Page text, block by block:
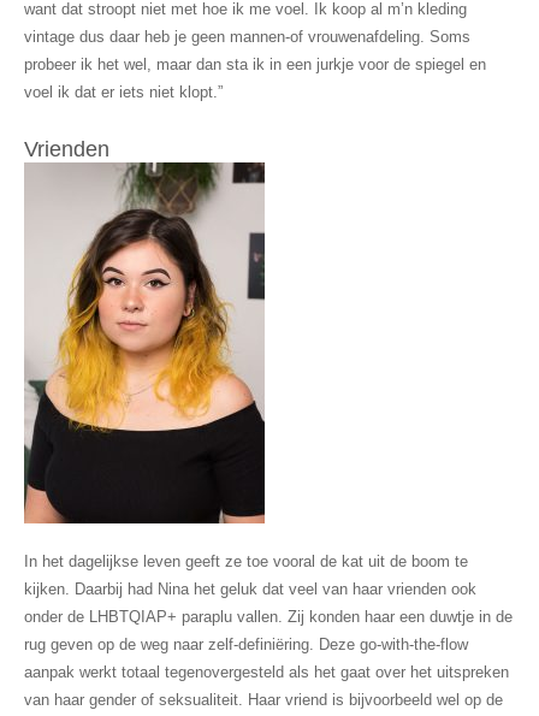
want dat stroopt niet met hoe ik me voel. Ik koop al m’n kleding
vintage dus daar heb je geen mannen-of vrouwenafdeling. Soms
probeer ik het wel, maar dan sta ik in een jurkje voor de spiegel en
voel ik dat er iets niet klopt.”
Vrienden
In het dagelijkse leven geeft ze toe vooral de kat uit de boom te
kijken. Daarbij had Nina het geluk dat veel van haar vrienden ook
onder de LHBTQIAP+ paraplu vallen. Zij konden haar een duwtje in de
rug geven op de weg naar zelf-definiëring. Deze go-with-the-flow
aanpak werkt totaal tegenovergesteld als het gaat over het uitspreken
van haar gender of seksualiteit. Haar vriend is bijvoorbeeld wel op de